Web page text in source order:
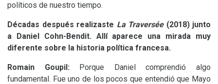
políticos de nuestro tiempo.
Décadas después realizaste La Traversée(2018) junto
a Daniel Cohn-Bendit. Allí aparece una mirada muy
diferente sobre la historia política francesa.
Romain Goupil: Porque Daniel comprendió algo
fundamental. Fue uno de los pocos que entendió que Mayo